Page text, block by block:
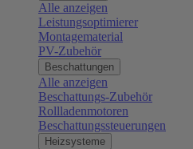
Alle anzeigen
Leistungsoptimierer
Montagematerial
PV-Zubehör
Beschattungen
Alle anzeigen
Beschattungs-Zubehör
Rollladenmotoren
Beschattungssteuerungen
Heizsysteme